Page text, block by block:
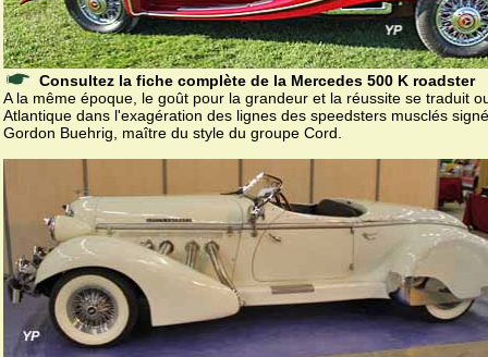
Consultez la fiche complète de la Mercedes 500 K roadster
A la même époque, le goût pour la grandeur et la réussite se traduit
Atlantique dans l'exagération des lignes des speedsters musclés
Gordon Buehrig, maître du style du groupe Cord.